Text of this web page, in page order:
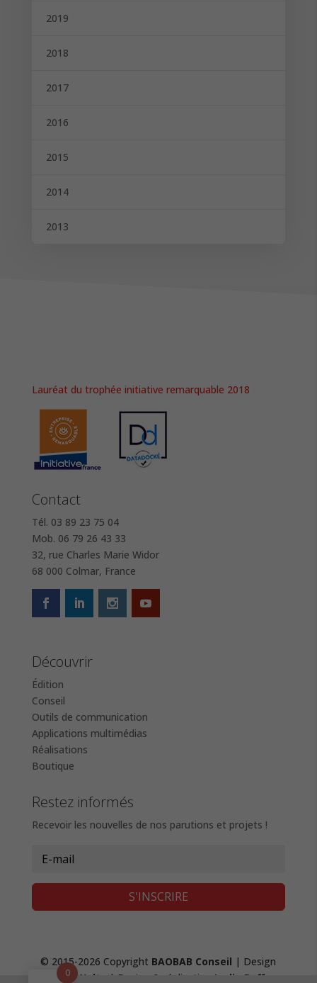
2019
2018
2017
2016
2015
2014
2013
Lauréat du trophée initiative remarquable 2018
Contact
Tél. 03 89 23 75 04
Mob. 06 79 26 43 33
32, rue Charles Marie Widor
68 000 Colmar, France
Découvrir
Édition
Conseil
Outils de communication
Applications multimédias
Réalisations
Boutique
Restez informés
Recevoir les nouvelles de nos parutions et projets !
S'INSCRIRE
© 2015-2026 Copyright BAOBAB Conseil | Design
Fanny Waltz
| Design & réalisation Lydie Boffy
0